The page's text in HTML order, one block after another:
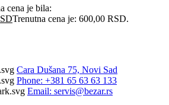
cena je bila:
Trenutna cena je: 600,00 RSD.
Cara Dušana 75, Novi Sad
Phone: +381 65 63 63 133
Email: servis@bezar.rs